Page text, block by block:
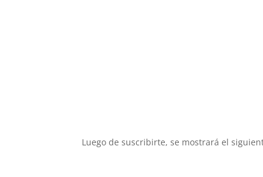
Luego de suscribirte, se mostrará el